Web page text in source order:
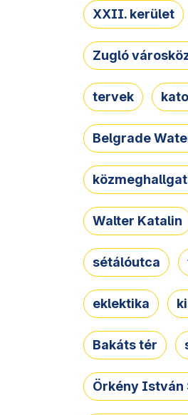
XXII. kerület
Zugló
tervek
Belgrade
Walter Katalin
sétálóutca
eklektika
Bakáts tér
Örkény István